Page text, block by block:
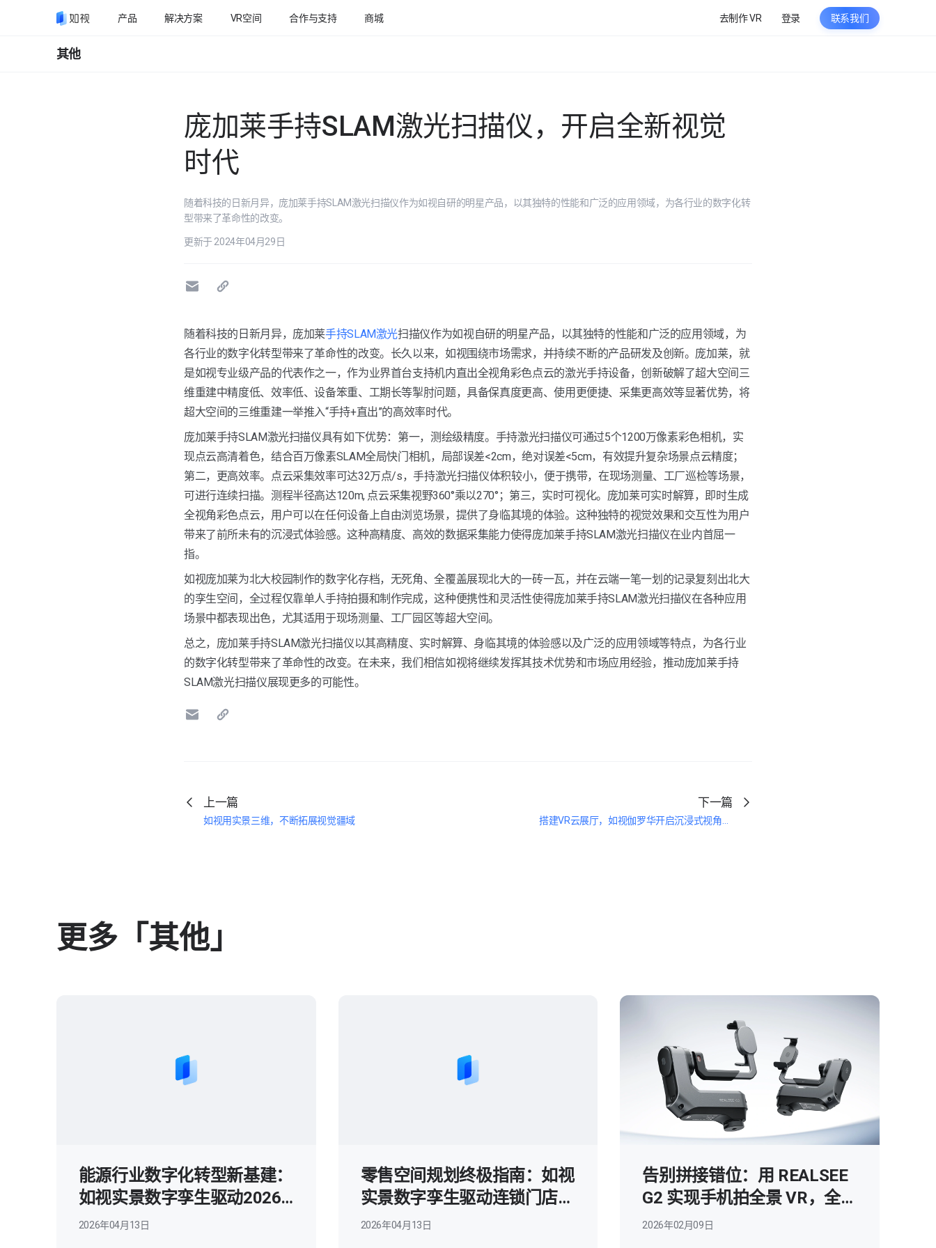
产品 解决方案 VR空间 合作与支持 商城 去制作 VR 登录 联系我们
其他
庞加莱手持SLAM激光扫描仪，开启全新视觉
时代
随着科技的日新月异，庞加莱手持SLAM激光扫描仪作为如视自研的明星产品，以其独特的性能和广泛的应用领域，为各行业的数字化转
型带来了革命性的改变。
更新于 2024年04月29日
随着科技的日新月异，庞加莱手持SLAM激光扫描仪作为如视自研的明星产品，以其独特的性能和广泛的应用领域，为
各行业的数字化转型带来了革命性的改变。长久以来，如视围绕市场需求，并持续不断的产品研发及创新。庞加莱，就
是如视专业级产品的代表作之一，作为业界首台支持机内直出全视角彩色点云的激光手持设备，创新破解了超大空间三
维重建中精度低、效率低、设备笨重、工期长等掣肘问题，具备保真度更高、使用更便捷、采集更高效等显著优势，将
超大空间的三维重建一举推入“手持+直出”的高效率时代。
庞加莱手持SLAM激光扫描仪具有如下优势：第一，测绘级精度。手持激光扫描仪可通过5个1200万像素彩色相机，实
现点云高清着色，结合百万像素SLAM全局快门相机，局部误差<2cm，绝对误差<5cm，有效提升复杂场景点云精度；
第二，更高效率。点云采集效率可达32万点/s，手持激光扫描仪体积较小，便于携带，在现场测量、工厂巡检等场景，
可进行连续扫描。测程半径高达120m, 点云采集视野360°乘以270°；第三，实时可视化。庞加莱可实时解算，即时生成
全视角彩色点云，用户可以在任何设备上自由浏览场景，提供了身临其境的体验。这种独特的视觉效果和交互性为用户
带来了前所未有的沉浸式体验感。这种高精度、高效的数据采集能力使得庞加莱手持SLAM激光扫描仪在业内首屈一
指。
如视庞加莱为北大校园制作的数字化存档，无死角、全覆盖展现北大的一砖一瓦，并在云端一笔一划的记录复刻出北大
的孪生空间，全过程仅靠单人手持拍摄和制作完成，这种便携性和灵活性使得庞加莱手持SLAM激光扫描仪在各种应用
场景中都表现出色，尤其适用于现场测量、工厂园区等超大空间。
总之，庞加莱手持SLAM激光扫描仪以其高精度、实时解算、身临其境的体验感以及广泛的应用领域等特点，为各行业
的数字化转型带来了革命性的改变。在未来，我们相信如视将继续发挥其技术优势和市场应用经验，推动庞加莱手持
SLAM激光扫描仪展现更多的可能性。
上一篇
如视用实景三维，不断拓展视觉疆域
下一篇
更多「其他」
能源行业数字化转型新基建：
如视实景数字孪生驱动2026
智慧能源变革
2026年04月13日
零售空间规划终极指南：如视
实景数字孪生驱动连锁门店高
效复制与标准化管理
2026年04月13日
告别拼接错位：用 REALSEE
G2 实现手机拍全景 VR，全自
动三维重建
2026年02月09日